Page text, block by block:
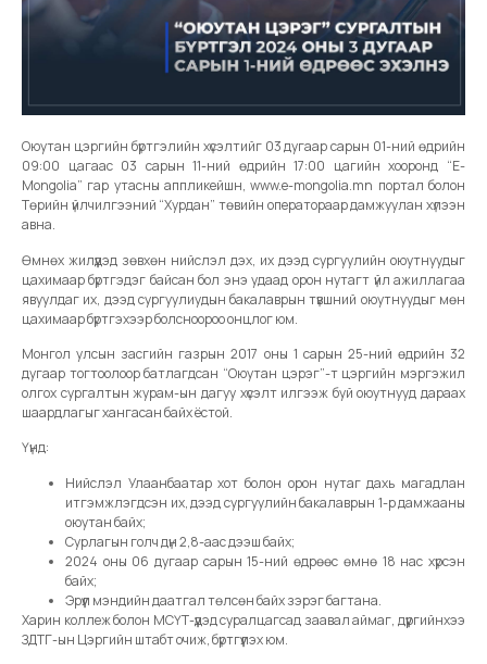
Оюутан цэргийн бүртгэлийн хүсэлтийг 03 дугаар сарын 01-ний өдрийн
09:00 цагаас 03 сарын 11-ний өдрийн 17:00 цагийн хооронд “E-
Mongolia” гар утасны аппликейшн, www.e-mongolia.mn портал болон
Төрийн үйлчилгээний “Хурдан” төвийн оператораар дамжуулан хүлээн
авна.
Өмнөх жилүүдэд зөвхөн нийслэл дэх, их дээд сургуулийн оюутнуудыг
цахимаар бүртгэдэг байсан бол энэ удаад орон нутагт үйл ажиллагаа
явуулдаг их, дээд сургуулиудын бакалаврын түвшний оюутнуудыг мөн
цахимаар бүртгэхээр болсноороо онцлог юм.
Монгол улсын засгийн газрын 2017 оны 1 сарын 25-ний өдрийн 32
дугаар тогтоолоор батлагдсан “Оюутан цэрэг”-т цэргийн мэргэжил
олгох сургалтын журам-ын дагуу хүсэлт илгээж буй оюутнууд дараах
шаардлагыг хангасан байх ёстой.
Үүнд:
Нийслэл Улаанбаатар хот болон орон нутаг дахь магадлан
итгэмжлэгдсэн их, дээд сургуулийн бакалаврын 1-р дамжааны
оюутан байх;
Сурлагын голч дүн 2,8-аас дээш байх;
2024 оны 06 дугаар сарын 15-ний өдрөөс өмнө 18 нас хүрсэн
байх;
Эрүүл мэндийн даатгал төлсөн байх зэрэг багтана.
Харин коллеж болон МСҮТ-үүдэд суралцагсад заавал аймаг, дүүргийнхээ
ЗДТГ-ын Цэргийн штабт очиж, бүртгүүлэх юм.